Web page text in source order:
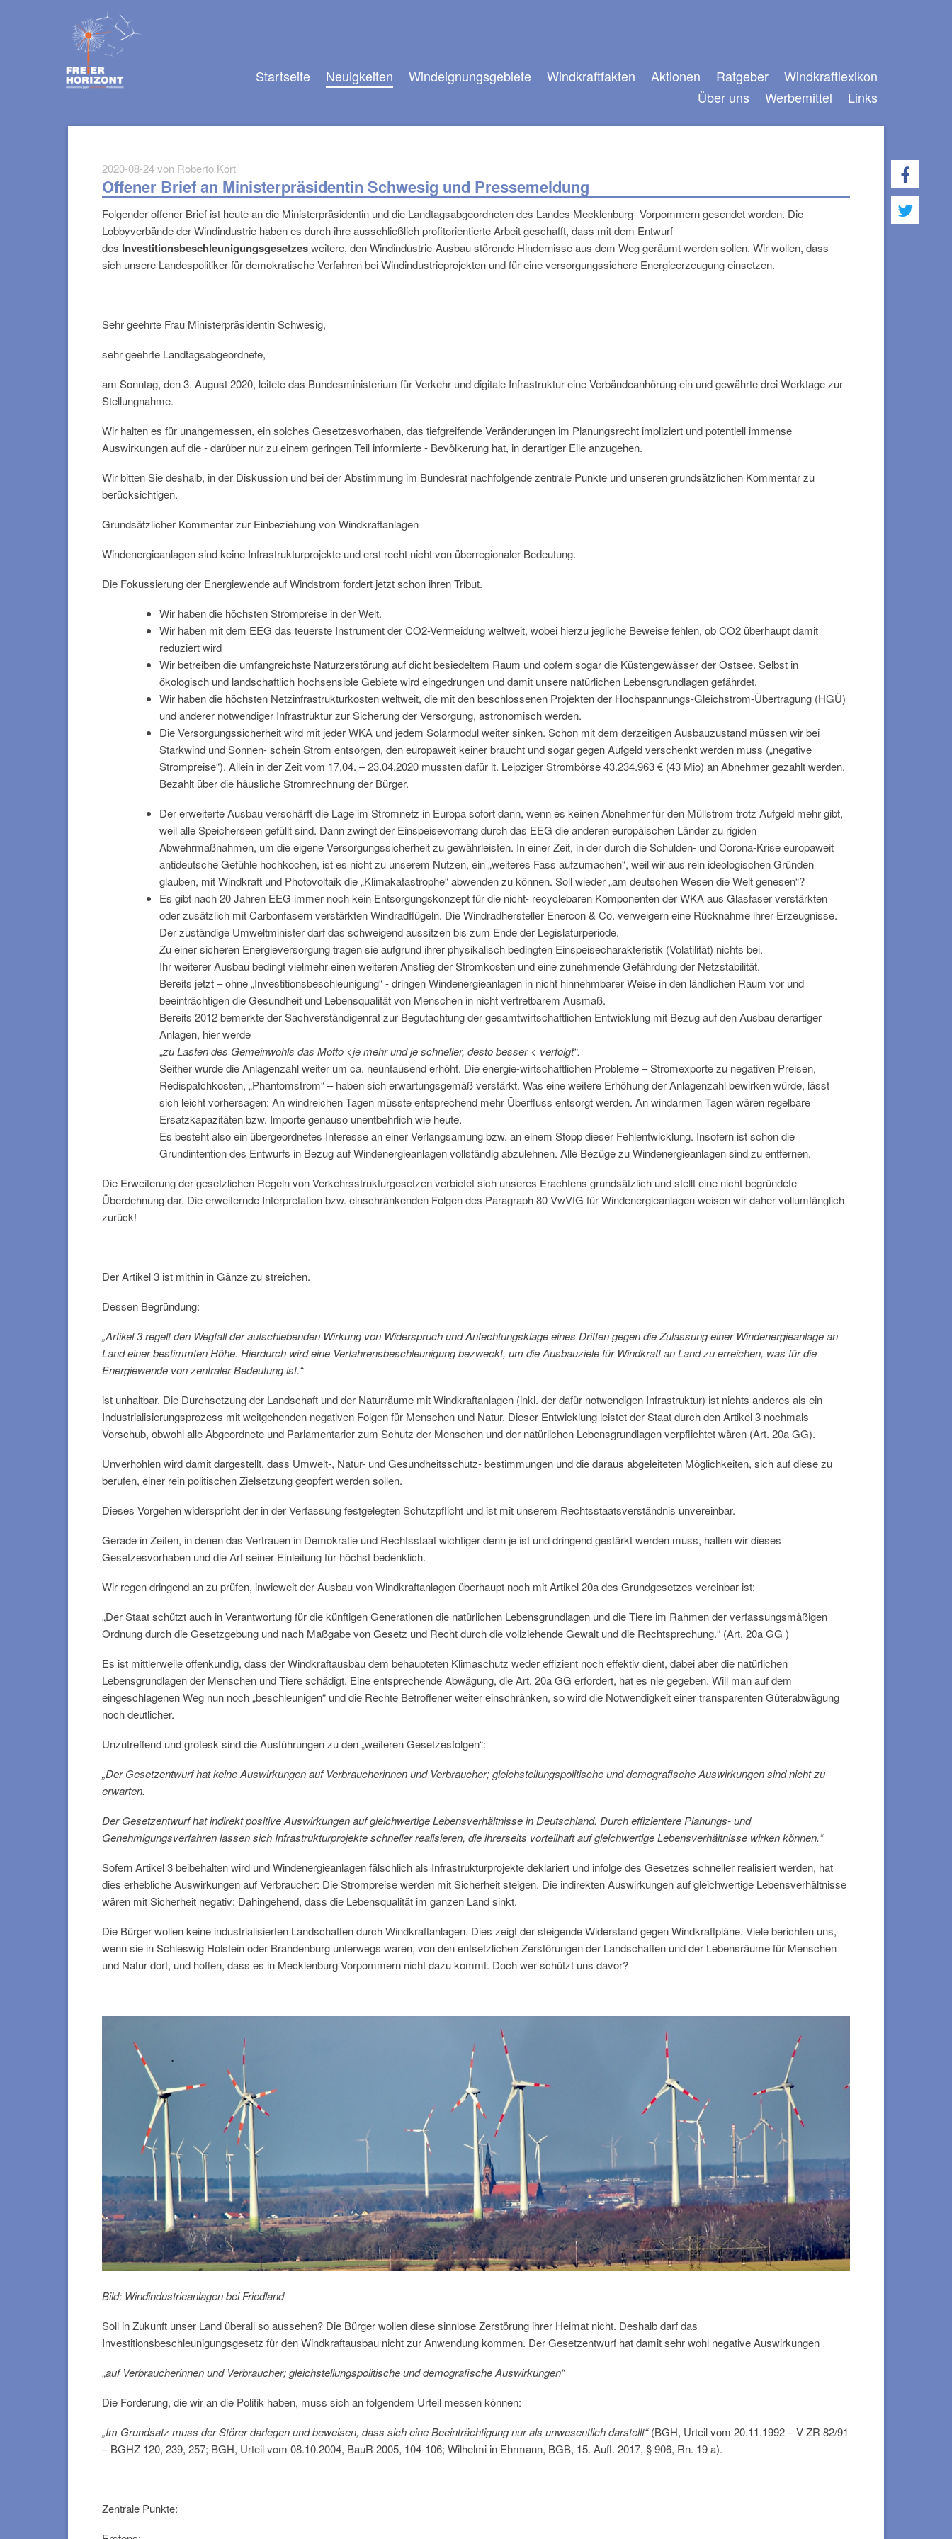
Navigation
Startseite Neuigkeiten Windeignungsgebiete Windkraftfakten Aktionen Ratgeber
Windkraftlexikon
Über uns
Werbemittel Links
überspringen
Navigation
überspringen
2020-08-24von Roberto Kort
Offener Brief an Ministerpräsidentin Schwesig und Pressemeldung
Folgender offener Brief ist heute an die Ministerpräsidentin und die Landtagsabgeordneten des Landes Mecklenburg- Vorpommern gesendet worden. Die
Lobbyverbände der Windindustrie haben es durch ihre ausschließlich profitorientierte Arbeit geschafft, dass mit dem Entwurf
des Investitionsbeschleunigungsgesetzesweitere, den Windindustrie-Ausbau störende Hindernisse aus dem Weg geräumtwerden sollen. Wir wollen, dass
sich unsere Landespolitiker für demokratische Verfahren bei Windindustrieprojekten und für eine versorgungssichere Energieerzeugung einsetzen.
Sehr geehrte Frau Ministerpräsidentin Schwesig,
sehr geehrte Landtagsabgeordnete,
am Sonntag, den 3. August 2020, leitete das Bundesministerium für Verkehr und digitale Infrastruktur eine Verbändeanhörung ein und gewährte drei Werktage zur
Stellungnahme.
Wir halten es für unangemessen, ein solches Gesetzesvorhaben, das tiefgreifende Veränderungen im Planungsrecht impliziert und potentiell immense
Auswirkungen auf die - darüber nur zu einem geringen Teil informierte - Bevölkerung hat, in derartiger Eile anzugehen.
Wir bitten Sie deshalb, in der Diskussion und bei der Abstimmung im Bundesrat nachfolgende zentrale Punkte und unseren grundsätzlichen Kommentar zu
berücksichtigen.
Grundsätzlicher Kommentar zur Einbeziehung von Windkraftanlagen
Windenergieanlagen sind keine Infrastrukturprojekte und erst recht nicht von überregionaler Bedeutung.
Die Fokussierung der Energiewende auf Windstrom fordert jetzt schon ihren Tribut.
Wir haben die höchsten Strompreise in der Welt.
Wir haben mit dem EEG das teuerste Instrument der CO2-Vermeidung weltweit, wobei hierzu jegliche Beweise fehlen, ob CO2 überhaupt damit
reduziert wird
Wir betreiben die umfangreichste Naturzerstörung auf dicht besiedeltem Raum und opfern sogar die Küstengewässer der Ostsee. Selbst in
ökologisch und landschaftlich hochsensible Gebiete wird eingedrungen und damit unsere natürlichen Lebensgrundlagen gefährdet.
Wir haben die höchsten Netzinfrastrukturkosten weltweit, die mit den beschlossenen Projekten der Hochspannungs-Gleichstrom-Übertragung (HGÜ)
und anderer notwendiger Infrastruktur zur Sicherung der Versorgung, astronomisch werden.
Die Versorgungssicherheit wird mit jeder WKA und jedem Solarmodul weiter sinken. Schon mit dem derzeitigen Ausbauzustand müssen wir bei
Starkwind und Sonnen- schein Strom entsorgen, den europaweit keiner braucht und sogar gegen Aufgeld verschenkt werden muss („negative
Strompreise“). Allein in der Zeit vom 17.04. – 23.04.2020 mussten dafür lt. Leipziger Strombörse 43.234.963 € (43 Mio) an Abnehmer gezahlt werden.
Bezahlt über die häusliche Stromrechnung der Bürger.
Der erweiterte Ausbau verschärft die Lage im Stromnetz in Europa sofort dann, wenn es keinen Abnehmer für den Müllstrom trotz Aufgeld mehr gibt,
weil alle Speicherseen gefüllt sind. Dann zwingt der Einspeisevorrang durch das EEG die anderen europäischen Länder zu rigiden
Abwehrmaßnahmen, um die eigene Versorgungssicherheit zu gewährleisten. In einer Zeit, in der durch die Schulden- und Corona-Krise europaweit
antideutsche Gefühle hochkochen, ist es nicht zu unserem Nutzen, ein „weiteres Fass aufzumachen“, weil wir aus rein ideologischen Gründen
glauben, mit Windkraft und Photovoltaik die „Klimakatastrophe“ abwenden zu können. Soll wieder „am deutschen Wesen die Welt genesen“?
Es gibt nach 20 Jahren EEG immer noch kein Entsorgungskonzept für die nicht- recyclebaren Komponenten der WKA aus Glasfaser verstärkten
oder zusätzlich mit Carbonfasern verstärkten Windradflügeln. Die Windradhersteller Enercon & Co. verweigern eine Rücknahme ihrer Erzeugnisse.
Der zuständige Umweltminister darf das schweigend aussitzen bis zum Ende der Legislaturperiode.
Zu einer sicheren Energieversorgung tragen sie aufgrund ihrer physikalisch bedingten Einspeisecharakteristik (Volatilität) nichts bei.
Ihr weiterer Ausbau bedingt vielmehr einen weiteren Anstieg der Stromkosten und eine zunehmende Gefährdung der Netzstabilität.
Bereits jetzt – ohne „Investitionsbeschleunigung“ - dringen Windenergieanlagen in nicht hinnehmbarer Weise in den ländlichen Raum vor und
beeinträchtigen die Gesundheit und Lebensqualität von Menschen in nicht vertretbarem Ausmaß.
Bereits 2012 bemerkte der Sachverständigenrat zur Begutachtung der gesamtwirtschaftlichen Entwicklung mit Bezug auf den Ausbau derartiger
Anlagen, hier werde
„zu Lasten des Gemeinwohls das Motto <je mehr und je schneller, desto besser < verfolgt“.
Seither wurde die Anlagenzahl weiter um ca. neuntausend erhöht. Die energie-wirtschaftlichen Probleme – Stromexporte zu negativen Preisen,
Redispatchkosten, „Phantomstrom“ – haben sich erwartungsgemäß verstärkt. Was eine weitere Erhöhung der Anlagenzahl bewirken würde, lässt
sich leicht vorhersagen: An windreichen Tagen müsste entsprechend mehr Überfluss entsorgt werden. An windarmen Tagen wären regelbare
Ersatzkapazitäten bzw. Importe genauso unentbehrlich wie heute.
Es besteht also ein übergeordnetes Interesse an einer Verlangsamung bzw. an einem Stopp dieser Fehlentwicklung. Insofern ist schon die
Grundintention des Entwurfs in Bezug auf Windenergieanlagen vollständig abzulehnen. Alle Bezüge zu Windenergieanlagen sind zu entfernen.
Die Erweiterung der gesetzlichen Regeln von Verkehrsstrukturgesetzen verbietet sich unseres Erachtens grundsätzlich und stellt eine nicht begründete
Überdehnung dar. Die erweiternde Interpretation bzw. einschränkenden Folgen des Paragraph 80 VwVfG für Windenergieanlagen weisen wir daher vollumfänglich
zurück!
Der Artikel 3 ist mithin in Gänze zu streichen.
Dessen Begründung:
„Artikel 3 regelt den Wegfall der aufschiebenden Wirkung von Widerspruch und Anfechtungsklage eines Dritten gegen die Zulassung einer Windenergieanlage an
Land einer bestimmten Höhe. Hierdurch wird eine Verfahrensbeschleunigung bezweckt, um die Ausbauziele für Windkraft an Land zu erreichen, was für die
Energiewende von zentraler Bedeutung ist.“
ist unhaltbar. Die Durchsetzung der Landschaft und der Naturräume mit Windkraftanlagen (inkl. der dafür notwendigen Infrastruktur) ist nichts anderes als ein
Industrialisierungsprozess mit weitgehenden negativen Folgen für Menschen und Natur. Dieser Entwicklung leistet der Staat durch den Artikel 3 nochmals
Vorschub, obwohl alle Abgeordnete und Parlamentarier zum Schutz der Menschen und der natürlichen Lebensgrundlagen verpflichtet wären (Art. 20a GG).
Unverhohlen wird damit dargestellt, dass Umwelt-, Natur- und Gesundheitsschutz- bestimmungen und die daraus abgeleiteten Möglichkeiten, sich auf diese zu
berufen, einer rein politischen Zielsetzung geopfert werden sollen.
Dieses Vorgehen widerspricht der in der Verfassung festgelegten Schutzpflicht und ist mit unserem Rechtsstaatsverständnis unvereinbar.
Gerade in Zeiten, in denen das Vertrauen in Demokratie und Rechtsstaat wichtiger denn je ist und dringend gestärkt werden muss, halten wir dieses
Gesetzesvorhaben und die Art seiner Einleitung für höchst bedenklich.
Wir regen dringend an zu prüfen, inwieweit der Ausbau von Windkraftanlagen überhaupt noch mit Artikel 20a des Grundgesetzes vereinbar ist:
„Der Staat schützt auch in Verantwortung für die künftigen Generationen die natürlichen Lebensgrundlagen und die Tiere im Rahmen der verfassungsmäßigen
Ordnung durch die Gesetzgebung und nach Maßgabe von Gesetz und Recht durch die vollziehende Gewalt und die Rechtsprechung.“ (Art. 20a GG )
Es ist mittlerweile offenkundig, dass der Windkraftausbau dem behaupteten Klimaschutz weder effizient noch effektiv dient, dabei aber die natürlichen
Lebensgrundlagen der Menschen und Tiere schädigt. Eine entsprechende Abwägung, die Art. 20a GG erfordert, hat es nie gegeben. Will man auf dem
eingeschlagenen Weg nun noch „beschleunigen“ und die Rechte Betroffener weiter einschränken, so wird die Notwendigkeit einer transparenten Güterabwägung
noch deutlicher.
Unzutreffend und grotesk sind die Ausführungen zu den „weiteren Gesetzesfolgen“:
„Der Gesetzentwurf hat keine Auswirkungen auf Verbraucherinnen und Verbraucher; gleichstellungspolitische und demografische Auswirkungen sind nicht zu
erwarten.
Der Gesetzentwurf hat indirekt positive Auswirkungen auf gleichwertige Lebensverhältnisse in Deutschland. Durch effizientere Planungs- und
Genehmigungsverfahren lassen sich Infrastrukturprojekte schneller realisieren, die ihrerseits vorteilhaft auf gleichwertige Lebensverhältnisse wirken können.“
Sofern Artikel 3 beibehalten wird und Windenergieanlagen fälschlich als Infrastrukturprojekte deklariert und infolge des Gesetzes schneller realisiert werden, hat
dies erhebliche Auswirkungen auf Verbraucher: Die Strompreise werden mit Sicherheit steigen. Die indirekten Auswirkungen auf gleichwertige Lebensverhältnisse
wären mit Sicherheit negativ: Dahingehend, dass die Lebensqualität im ganzen Land sinkt.
Die Bürger wollen keine industrialisierten Landschaften durch Windkraftanlagen. Dies zeigt der steigende Widerstand gegen Windkraftpläne. Viele berichten uns,
wenn sie in Schleswig Holstein oder Brandenburg unterwegs waren, von den entsetzlichen Zerstörungen der Landschaften und der Lebensräume für Menschen
und Natur dort, und hoffen, dass es in Mecklenburg Vorpommern nicht dazu kommt. Doch wer schützt uns davor?
Bild: Windindustrieanlagen bei Friedland
Soll in Zukunft unser Land überall so aussehen? Die Bürger wollen diese sinnlose Zerstörung ihrer Heimat nicht. Deshalb darf das
Investitionsbeschleunigungsgesetz für den Windkraftausbau nicht zur Anwendung kommen. Der Gesetzentwurf hat damit sehr wohl negative Auswirkungen
„auf Verbraucherinnen und Verbraucher; gleichstellungspolitische und demografischeAuswirkungen“
Die Forderung, die wir an die Politik haben, muss sich an folgendem Urteil messen können:
„Im Grundsatz muss der Störer darlegen und beweisen, dass sich eine Beeinträchtigung nur als unwesentlich darstellt“(BGH, Urteil vom 20.11.1992 – V ZR 82/91
– BGHZ 120, 239, 257; BGH, Urteil vom 08.10.2004, BauR 2005, 104-106; Wilhelmi in Ehrmann, BGB, 15. Aufl. 2017, § 906, Rn. 19 a).
Zentrale Punkte: